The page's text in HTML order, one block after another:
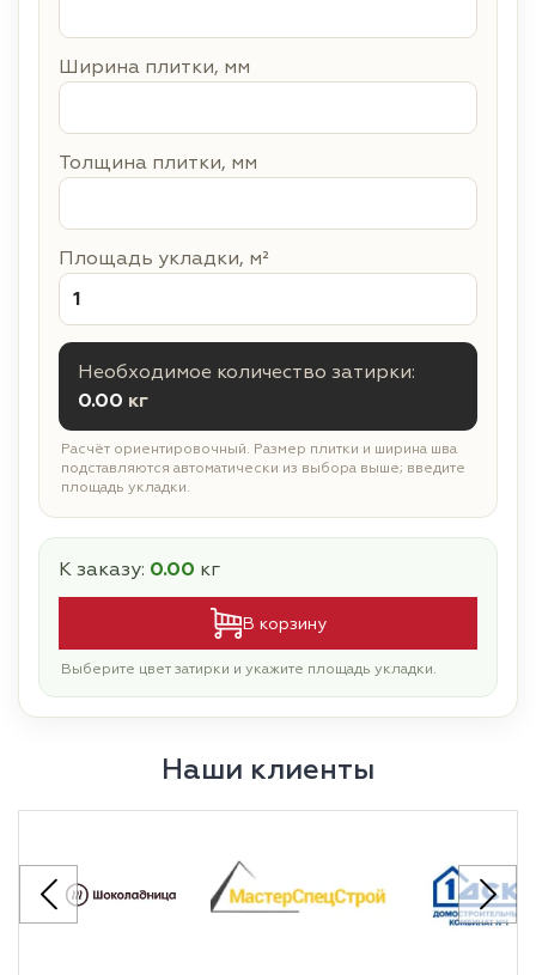
Ширина плитки, мм
Толщина плитки, мм
Площадь укладки, м²
Необходимое количество затирки:
0.00 кг
Расчёт ориентировочный. Размер плитки и ширина шва
подставляются автоматически из выбора выше; введите
площадь укладки.
К заказу: 0.00 кг
В корзину
Выберите цвет затирки и укажите площадь укладки.
Наши клиенты